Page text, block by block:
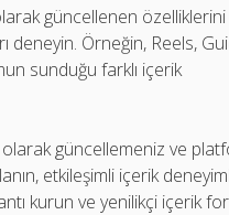
güncellenen özelliklerini
deneyin. Örneğin, Reels,
sunduğu farklı içerik
güncellemeniz ve
etkileşimli içerik
kurun ve yenilikçi içerik